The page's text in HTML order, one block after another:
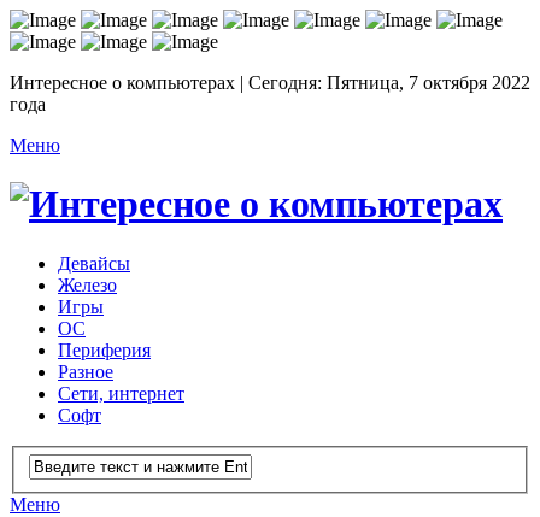
Интересное о компьютерах | Сегодня: Пятница, 7 октября 2022
года
Меню
Девайсы
Железо
Игры
ОС
Периферия
Разное
Сети, интернет
Софт
Меню